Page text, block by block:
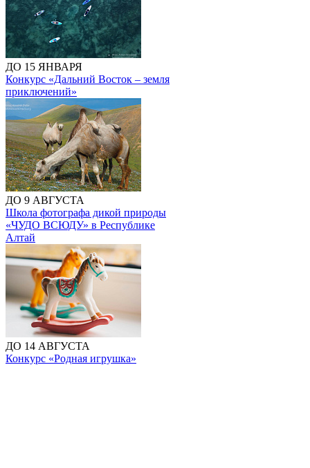
ДО 15 ЯНВАРЯ
Конкурс «Дальний Восток – земля
приключений»
ДО 9 АВГУСТА
Школа фотографа дикой природы
«ЧУДО ВСЮДУ» в Республике
Алтай
ДО 14 АВГУСТА
Конкурс «Родная игрушка»